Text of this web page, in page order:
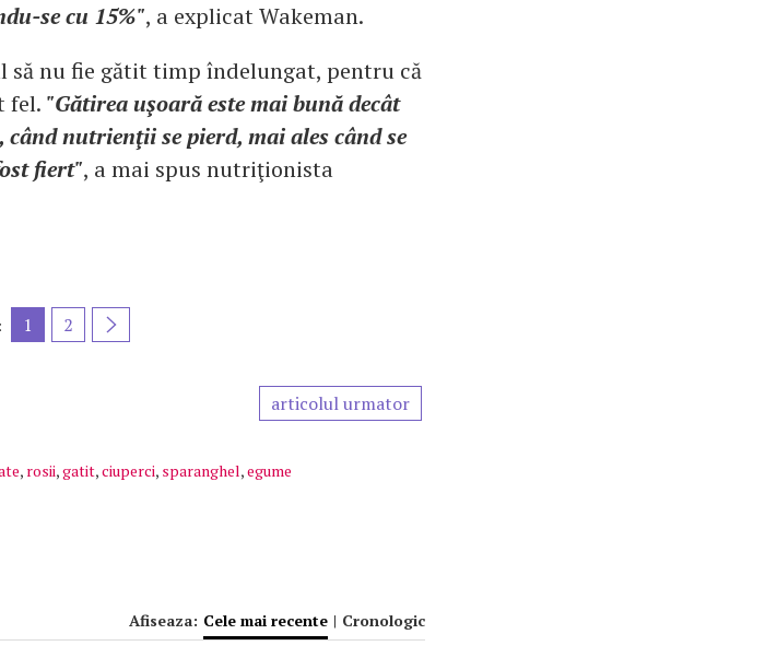
se cu 15%", a explicat Wakeman.
să nu fie gătit timp îndelungat, pentru că
fel. "Gătirea uşoară este mai bună decât
nutrienţii se pierd, mai ales când se
fiert", a mai spus nutriţionista
1 2
articolul urmator
, rosii,gatit,ciuperci, sparanghel,egume
Afiseaza: Cele mai recente | Cronologic